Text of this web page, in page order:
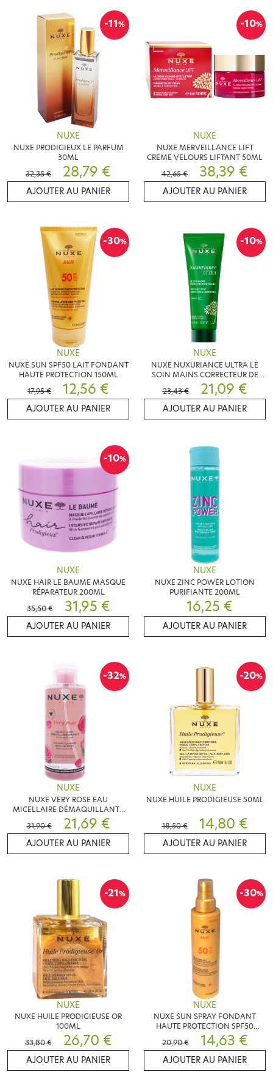
-11%
NUXE
NUXE PRODIGIEUX LE PARFUM
30ML
32,35 €
28,79 €
AJOUTER AU PANIER
-10%
NUXE
NUXE MERVEILLANCE LIFT
CREME VELOURS LIFTANT 50ML
42,65 €
38,39 €
AJOUTER AU PANIER
-30%
NUXE
NUXE SUN SPF50 LAIT FONDANT
HAUTE PROTECTION 150ML
17,95 €
12,56 €
AJOUTER AU PANIER
-10%
NUXE
NUXE NUXURIANCE ULTRA LE
SOIN MAINS CORRECTEUR DE
TACHES 75ML
23,43 € 21,09 €
AJOUTER AU PANIER
-10%
NUXE
NUXE HAIR LE BAUME MASQUE
RÉPARATEUR 200ML
35,50 €
31,95 €
AJOUTER AU PANIER
NUXE
NUXE ZINC POWER LOTION
PURIFIANTE 200ML
16,25 €
AJOUTER AU PANIER
-32%
NUXE
NUXE VERY ROSE EAU
MICELLAIRE DÉMAQUILLANTE
750ML
31,90 € 21,69 €
AJOUTER AU PANIER
-20%
NUXE
NUXE HUILE PRODIGIEUSE 50ML
18,50 € 14,80 €
AJOUTER AU PANIER
-21%
NUXE
NUXE HUILE PRODIGIEUSE OR
100ML
33,80 €
26,70 €
AJOUTER AU PANIER
-30%
NUXE
NUXE SUN SPRAY FONDANT
HAUTE PROTECTION SPF50
150ML
20,90 € 14,63 €
AJOUTER AU PANIER